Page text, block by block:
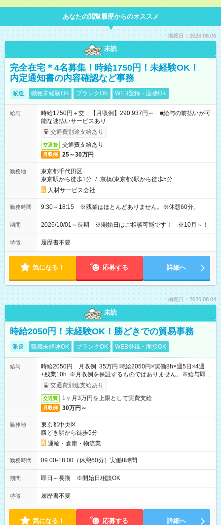
あなたの閲覧履歴からのオススメ
掲載日：2026.08.06
未読
完全在宅＊4名募集！時給1750円！未経験OK！
内定通知書の内容確認など事務
派遣 職種未経験OK ブランクOK WEB登録・面接OK
給与
時給1750円＋交 【月収例】290,937円～ ■給与の前払いが可
能な速払いサービスあり
交通費別途支給あり
交通費 交通費支給あり
月収例 25～30万円
勤務地
東京都千代田区
東京駅から徒歩1分 / 京橋(東京都)駅から徒歩5分
人材サービス会社
勤務時間 9:30～18:15 ※残業はほとんどありません。※休憩60分。
期間 2026/10/01～長期 ※開始日はご相談可能です！ ※10月～！
特徴 履歴書不要
気になる！ 応募する 詳細へ
掲載日：2026.08.04
未読
時給2050円！未経験OK！勝どきでの貿易事務
派遣 職種未経験OK ブランクOK WEB登録・面接OK
給与
時給2050円 月収例 35万円 時給2050円×実働8h×週5日×4週
+残業10h ※月収例を保証するものではありません。※給与即受
取りサービス利用可（利用条件有）
交通費別途支給あり
交通費 1ヶ月3万円を上限として実費支給
月収例 30万円～
勤務地
東京都中央区
勝どき駅から徒歩5分
運輸・倉庫・物流業
勤務時間 09:00-18:00（休憩60分）実働8時間
期間 即日～長期 ※開始日相談OK
特徴 履歴書不要
気になる！ 応募する 詳細へ